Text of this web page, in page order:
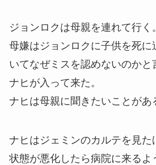
ジョンロクは母親を連れて行く。
母嫌はジョンロクに子供を死に
いてなぜミスを認めないのかと
ナヒが入って来た。
ナヒは母親に聞きたいことがあ
ナヒはジェミンのカルテを見た
状態が悪化したら病院に来るよ